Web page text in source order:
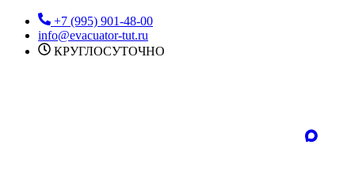
Перейти
содержимому
+7 (995) 901-48-00
info@evacuator-tut.ru
КРУГЛОСУТОЧНО